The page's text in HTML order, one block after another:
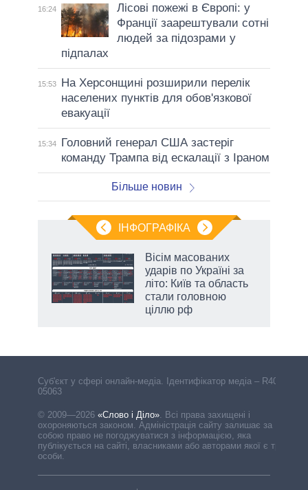
16:24
Лісові пожежі в Європі: у
Франції заарештували сотні
людей за підозрами у
підпалах
15:53
На Херсонщині розширили перелік
населених пунктів для обов'язкової
евакуації
15:34
Головний генерал США застеріг
команду Трампа від ескалації з Іраном
Більше новин
ІНФОГРАФІКА
Вісім масованих
ударів по Україні за
літо: Київ та область
стали головною
ціллю рф
Cуб'єкт у сфері онлайн-медіа. Ідентифікатор медіа – R40-
05063
© 2009—2026 «Слово і Діло». Всі права захищені і
охороняються законом. Адміністрація сайту залишає за
собою право не погоджуватися з інформацією, яка
публікується на сайті, власниками або авторами якої є треті
особи.